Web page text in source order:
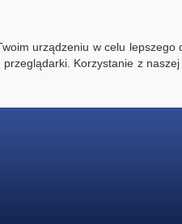
urządzeniu w celu lepszego
Korzystanie z